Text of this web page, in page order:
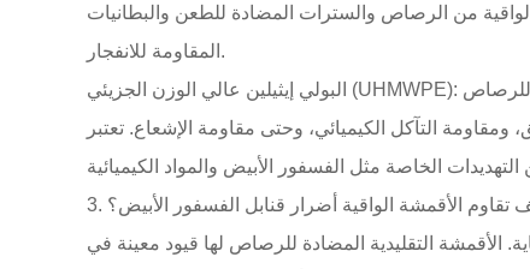
من الرصاص والسترات المضادة للطعن والبطانيات
المقاومة للانفجار.
التآكل الكيميائي، وحتى مقاومة الإشعاع. تعتبر
تقاوم الأقمشة الواقية أضرار قنابل الفسفور الأبيض؟
الأقمشة التقليدية المضادة للرصاص لها قيود معينة في